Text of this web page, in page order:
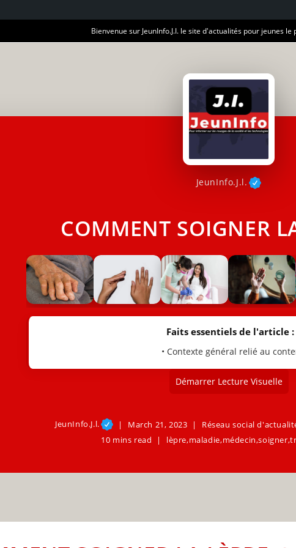
Bienvenue sur JeunInfo.J.I. le site d'actualités pour jeunes
JeunInfo.J.l.
COMMENT SOIGNER
Faits essentiels de l'article :
• Contexte général relié au
Démarrer Lecture Visuelle
JeunInfo.J.l. March 21, 2023 Réseau social
10 mins read
lèpre,maladie,médecin,soigner,